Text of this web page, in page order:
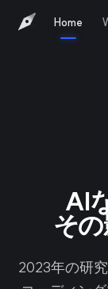
Home
AI
そ
2023年の研